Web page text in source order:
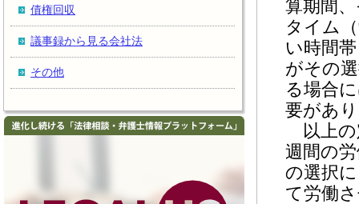
債権回収
議事録から見る会社法
その他
算期間
タイム
い時間
がその
る場合
要があ
以上の
週間の
の選択
て労働